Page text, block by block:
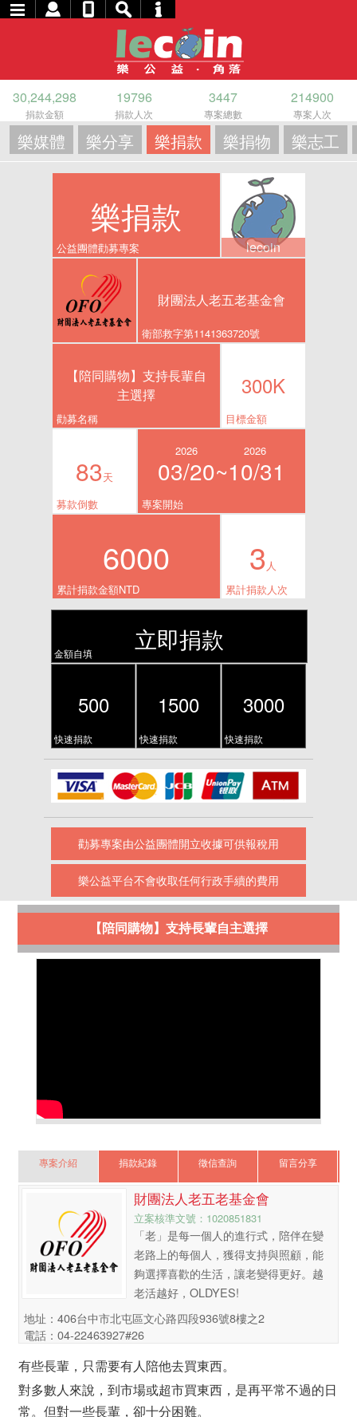
30,244,298
捐款金額
19796
捐款人次
3447
專案總數
214900
專案人次
樂媒體 樂分享 樂捐款 樂捐物 樂志工
樂捐款
公益團體勸募專案 lecoin
財團法人老五老基金會
衛部救字第1141363720號
【陪同購物】支持長輩自
主選擇
勸募名稱
300K
目標金額
83天
募款倒數
2026
03/20~
2026
10/31
專案開始
6000
累計捐款金額NTD
3 人
累計捐款人次
立即捐款
金額自填
500
快速捐款
1500
快速捐款
3000
快速捐款
勸募專案由公益團體開立收據可供報稅用
樂公益平台不會收取任何行政手續的費用
【陪同購物】支持長輩自主選擇
專案介紹 捐款紀錄 徵信查詢 留言分享
財團法人老五老基金會
立案核準文號：1020851831
「老」是每一個人的進行式，陪伴在變
老路上的每個人，獲得支持與照顧，能
夠選擇喜歡的生活，讓老變得更好。越
老活越好，OLDYES!
地址：406台中市北屯區文心路四段936號8樓之2
電話：04-22463927#26
有些長輩，只需要有人陪他去買東西。
對多數人來說，到市場或超市買東西，是再平常不過的日
常。但對一些長輩，卻十分困難。